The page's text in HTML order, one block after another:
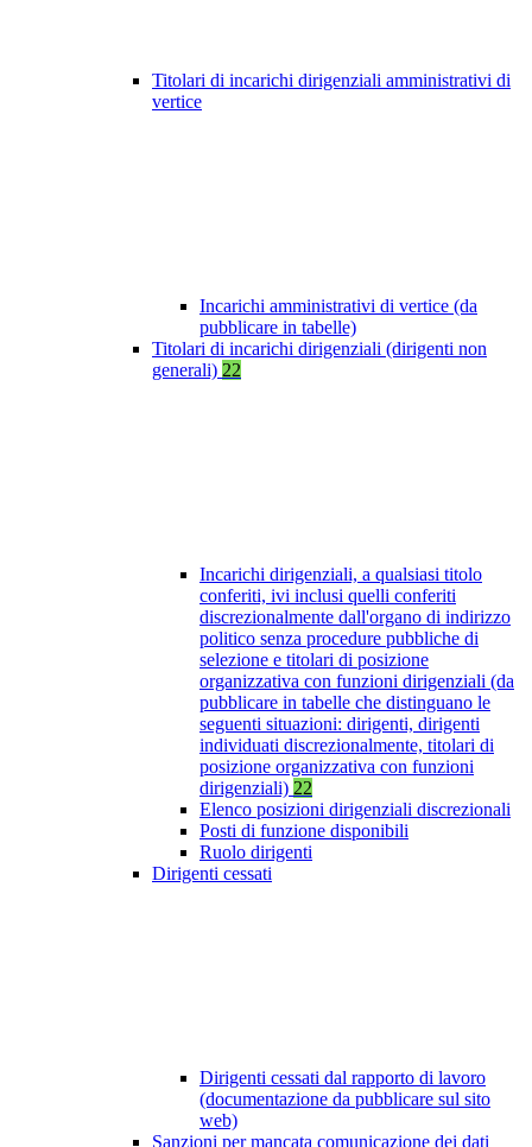
Titolari di incarichi dirigenziali amministrativi di
vertice
Incarichi amministrativi di vertice (da
pubblicare in tabelle)
Titolari di incarichi dirigenziali (dirigenti non
generali) 22
Incarichi dirigenziali, a qualsiasi titolo
conferiti, ivi inclusi quelli conferiti
discrezionalmente dall'organo di indirizzo
politico senza procedure pubbliche di
selezione e titolari di posizione
organizzativa con funzioni dirigenziali (da
pubblicare in tabelle che distinguano le
seguenti situazioni: dirigenti, dirigenti
individuati discrezionalmente, titolari di
posizione organizzativa con funzioni
dirigenziali) 22
Elenco posizioni dirigenziali discrezionali
Posti di funzione disponibili
Ruolo dirigenti
Dirigenti cessati
Dirigenti cessati dal rapporto di lavoro
(documentazione da pubblicare sul sito
web)
Sanzioni per mancata comunicazione dei dati